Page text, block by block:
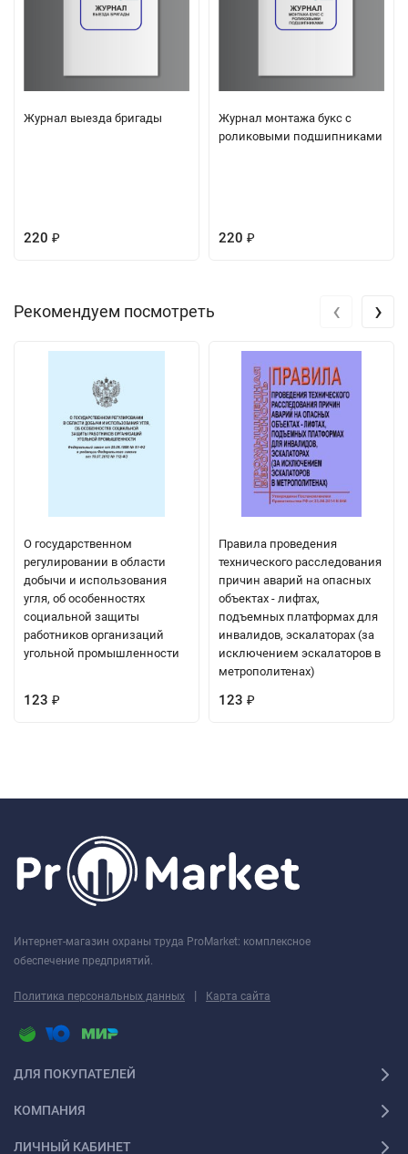
Журнал выезда бригады
220 ₽
Журнал монтажа букс с
роликовыми подшипниками
220 ₽
Рекомендуем посмотреть
О государственном
регулировании в области
добычи и использования
угля, об особенностях
социальной защиты
работников организаций
угольной промышленности
123 ₽
Правила проведения
технического расследования
причин аварий на опасных
объектах - лифтах,
подъемных платформах для
инвалидов, эскалаторах (за
исключением эскалаторов в
метрополитенах)
123 ₽
‹ ›
Интернет-магазин охраны труда ProMarket: комплексное
обеспечение предприятий.
Политика персональных данных | Карта сайта
ДЛЯ ПОКУПАТЕЛЕЙ
КОМПАНИЯ
ЛИЧНЫЙ КАБИНЕТ